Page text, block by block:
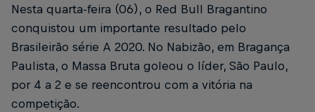
Nesta quarta-feira (06), o Red Bull Bragantino
conquistou um importante resultado pelo
Brasileirão série A 2020. No Nabizão, em Bragança
Paulista, o Massa Bruta goleou o líder, São Paulo,
por 4 a 2 e se reencontrou com a vitória na
competição.